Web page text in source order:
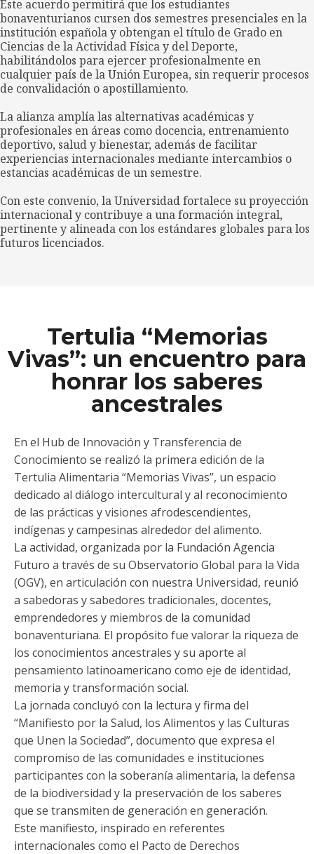
Este acuerdo permitirá que los estudiantes
bonaventurianos cursen dos semestres presenciales en la
institución española y obtengan el título de Grado en
Ciencias de la Actividad Física y del Deporte,
habilitándolos para ejercer profesionalmente en
cualquier país de la Unión Europea, sin requerir procesos
de convalidación o apostillamiento.
La alianza amplía las alternativas académicas y
profesionales en áreas como docencia, entrenamiento
deportivo, salud y bienestar, además de facilitar
experiencias internacionales mediante intercambios o
estancias académicas de un semestre.
Con este convenio, la Universidad fortalece su proyección
internacional y contribuye a una formación integral,
pertinente y alineada con los estándares globales para los
futuros licenciados.
Tertulia “Memorias
Vivas”: un encuentro para
honrar los saberes
ancestrales
En el Hub de Innovación y Transferencia de
Conocimiento se realizó la primera edición de la
Tertulia Alimentaria “Memorias Vivas”, un espacio
dedicado al diálogo intercultural y al reconocimiento
de las prácticas y visiones afrodescendientes,
indígenas y campesinas alrededor del alimento.
La actividad, organizada por la Fundación Agencia
Futuro a través de su Observatorio Global para la Vida
(OGV), en articulación con nuestra Universidad, reunió
a sabedoras y sabedores tradicionales, docentes,
emprendedores y miembros de la comunidad
bonaventuriana. El propósito fue valorar la riqueza de
los conocimientos ancestrales y su aporte al
pensamiento latinoamericano como eje de identidad,
memoria y transformación social.
La jornada concluyó con la lectura y firma del
“Manifiesto por la Salud, los Alimentos y las Culturas
que Unen la Sociedad”, documento que expresa el
compromiso de las comunidades e instituciones
participantes con la soberanía alimentaria, la defensa
de la biodiversidad y la preservación de los saberes
que se transmiten de generación en generación.
Este manifiesto, inspirado en referentes
internacionales como el Pacto de Derechos